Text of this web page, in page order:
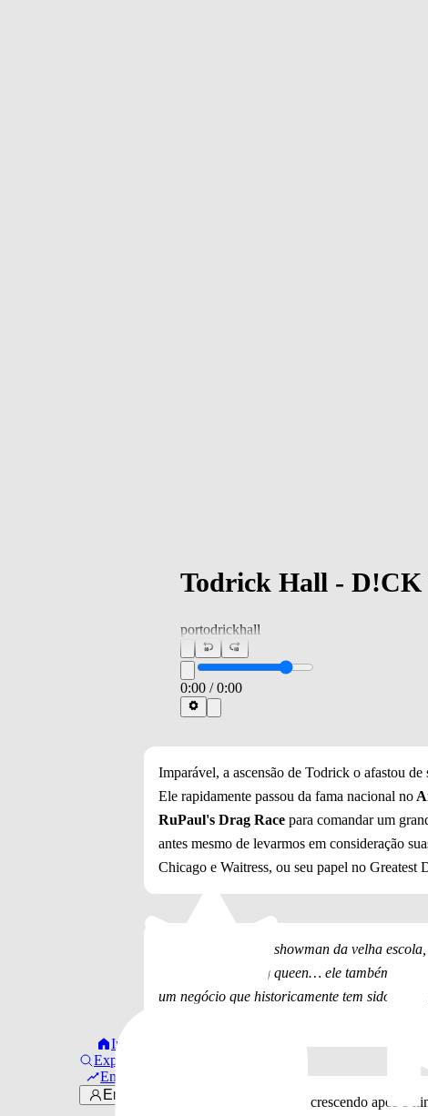
Início
Explorar
Em alta
Entrar
Todrick Hall -
portodrickhall
0:00 /0:00
Imparável, a ascensão de Todrick o afastou
Ele rapidamente passou da fama nacional no
RuPaul's Drag Race para comandar um
antes mesmo de levarmos em consideração
Chicago e Waitress, ou seu papel no Greatest
"Ele é em parte um showman da velha
internet, parte drag queen… ele também está
um negócio que historicamente tem sido hostil
O nome de Todrick segue crescendo após o